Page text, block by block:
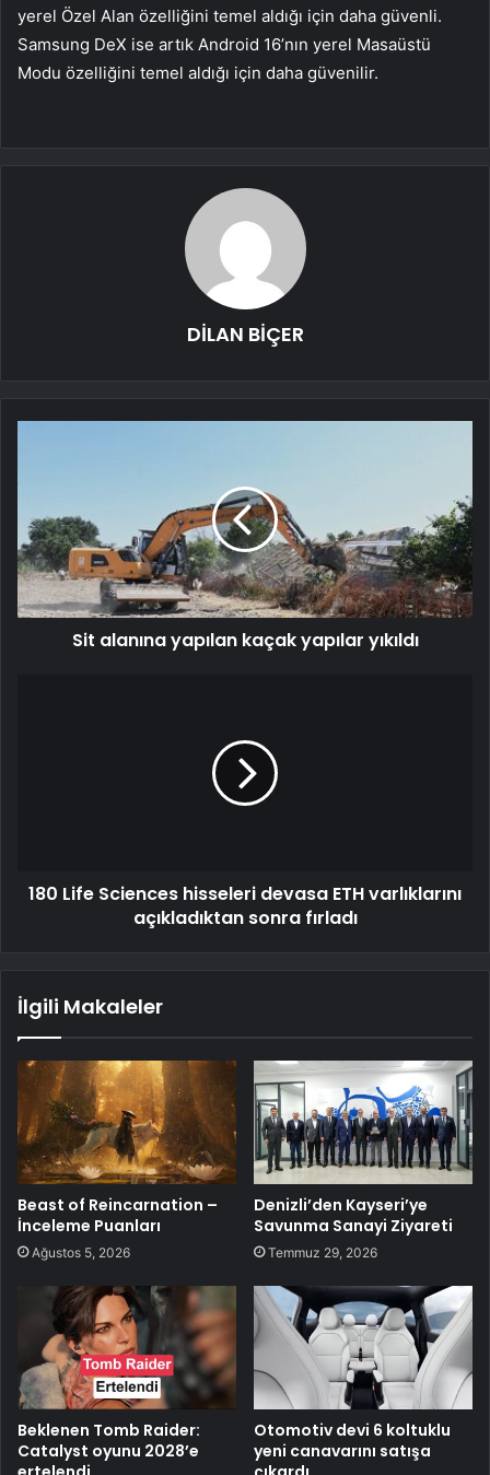
yerel Özel Alan özelliğini temel aldığı için daha güvenli.
Samsung DeX ise artık Android 16’nın yerel Masaüstü
Modu özelliğini temel aldığı için daha güvenilir.
DİLAN BİÇER
Sit alanına yapılan kaçak yapılar yıkıldı
180 Life Sciences hisseleri devasa ETH varlıklarını
açıkladıktan sonra fırladı
İlgili Makaleler
Beast of Reincarnation –
İnceleme Puanları
Ağustos 5, 2026
Denizli’den Kayseri’ye
Savunma Sanayi Ziyareti
Temmuz 29, 2026
Beklenen Tomb Raider:
Catalyst oyunu 2028’e
Otomotiv devi 6 koltuklu
yeni canavarını satışa